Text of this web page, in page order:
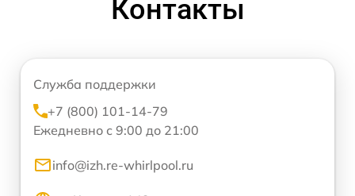
Контакты
Служба поддержки
+7 (800) 101-14-79
Ежедневно с 9:00 до 21:00
info@izh.re-whirlpool.ru